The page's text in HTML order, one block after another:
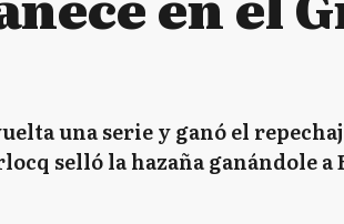
una serie y ganó el
selló la hazaña ganándole a